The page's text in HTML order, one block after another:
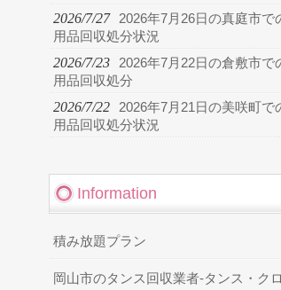
2026/7/27
2026年7月26日の真庭市で
用品回収処分状況
2026/7/23
2026年7月22日の倉敷市で
用品回収処分
2026/7/22
2026年7月21日の美咲町で
用品回収処分状況
Information
積み放題プラン
岡山市のタンス回収業者-タンス・ク